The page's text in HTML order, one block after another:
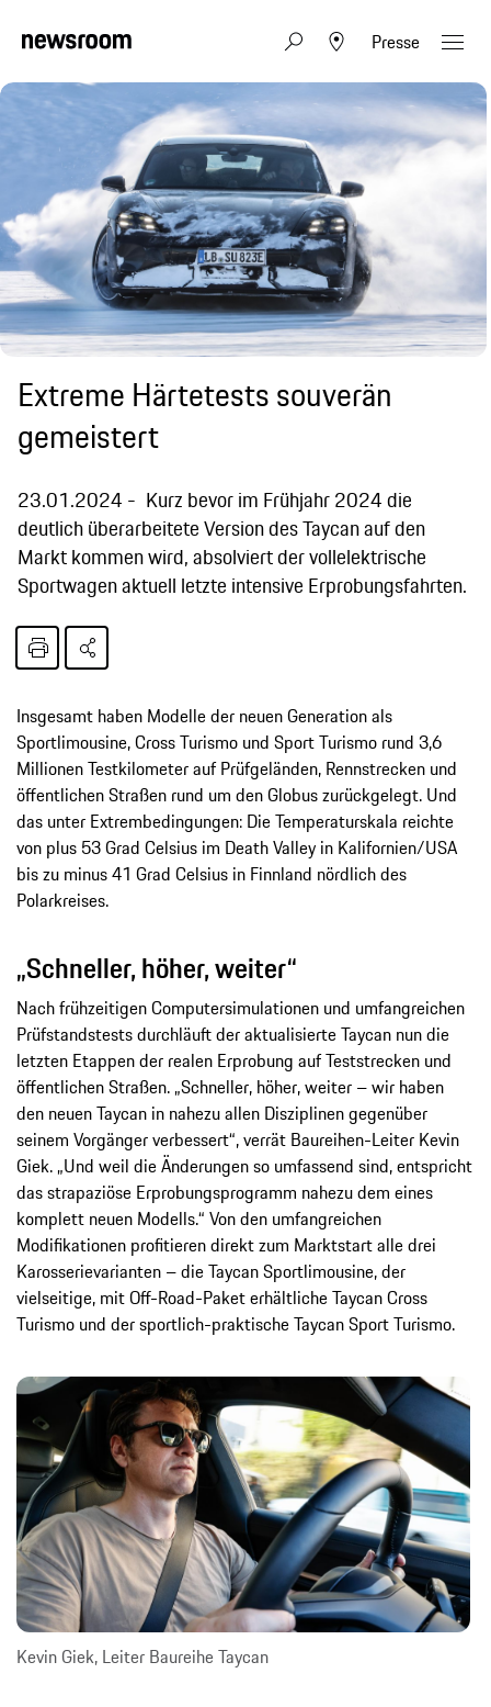
Presse
Extreme Härtetests souverän
gemeistert
23.01.2024
Kurz bevor im Frühjahr 2024 die
deutlich überarbeitete Version des Taycan auf den
Markt kommen wird, absolviert der vollelektrische
Sportwagen aktuell letzte intensive Erprobungsfahrten.
Insgesamt haben Modelle der neuen Generation als
Sportlimousine, Cross Turismo und Sport Turismo rund 3,6
Millionen Testkilometer auf Prüfgeländen, Rennstrecken und
öffentlichen Straßen rund um den Globus zurückgelegt. Und
das unter Extrembedingungen: Die Temperaturskala reichte
von plus 53 Grad Celsius im Death Valley in Kalifornien/USA
bis zu minus 41 Grad Celsius in Finnland nördlich des
Polarkreises.
„Schneller, höher, weiter“
Nach frühzeitigen Computersimulationen und umfangreichen
Prüfstandstests durchläuft der aktualisierte Taycan nun die
letzten Etappen der realen Erprobung auf Teststrecken und
öffentlichen Straßen. „Schneller, höher, weiter – wir haben
den neuen Taycan in nahezu allen Disziplinen gegenüber
seinem Vorgänger verbessert“, verrät Baureihen-Leiter Kevin
Giek. „Und weil die Änderungen so umfassend sind, entspricht
das strapaziöse Erprobungsprogramm nahezu dem eines
komplett neuen Modells.“ Von den umfangreichen
Modifikationen profitieren direkt zum Marktstart alle drei
Karosserievarianten – die Taycan Sportlimousine, der
vielseitige, mit Off-Road-Paket erhältliche Taycan Cross
Turismo und der sportlich-praktische Taycan Sport Turismo.
Kevin Giek, Leiter Baureihe Taycan